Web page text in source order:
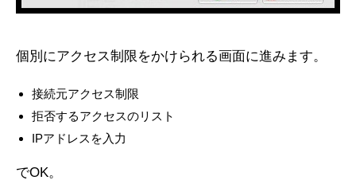
個別にアクセス制限をかけられる画面に進みます。
接続元アクセス制限
拒否するアクセスのリスト
IPアドレスを入力
でOK。